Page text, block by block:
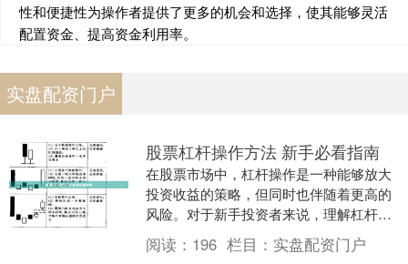
性和便捷性为操作者提供了更多的机会和选择，使其能够灵活
配置资金、提高资金利用率。
实盘配资门户
股票杠杆操作方法 新手必看指南
在股票市场中，杠杆操作是一种能够放大
投资收益的策略，但同时也伴随着更高的
风险。对于新手投资者来说，理解杠杆的
原理和操作方法至关重要。本文将详细介
绍股票杠杆的基本....
阅读： 196 栏目： 实盘配资门户